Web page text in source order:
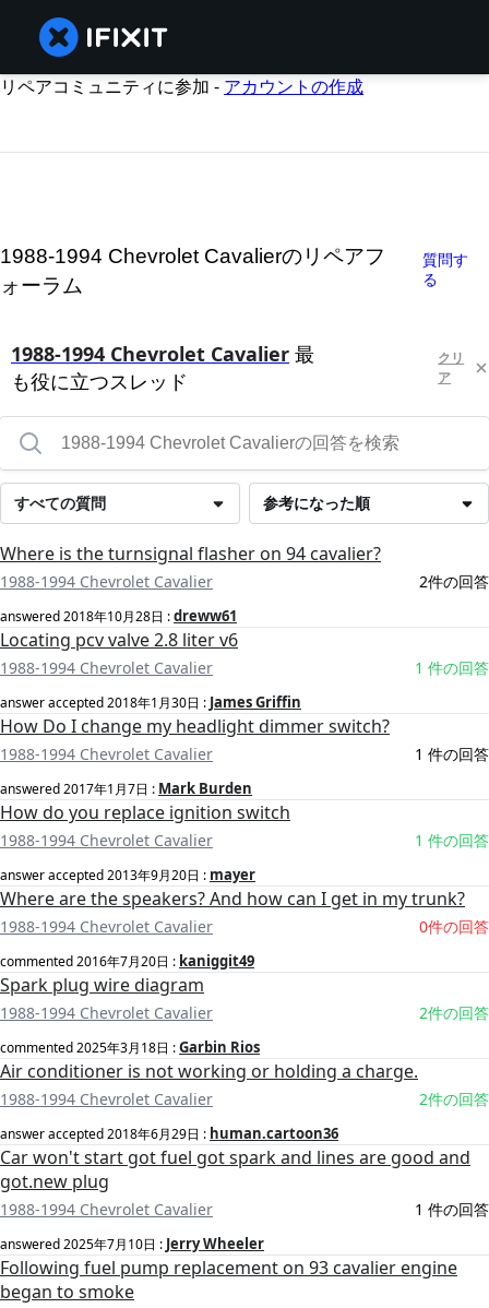
リペアコミュニティに参加 - アカウントの作成
1988-1994 Chevrolet Cavalierのリペアフ
ォーラム
質問す
る
1988-1994 Chevrolet Cavalier 最
も役に立つスレッド
クリ
ア
参考になった順
すべての質問
Where is the turnsignal flasher on 94 cavalier?
1988-1994 Chevrolet Cavalier 2件の回答
answered2018年10月28日 :dreww61
Locating pcv valve 2.8 liter v6
1988-1994 Chevrolet Cavalier 1 件の回答
answer accepted2018年1月30日 : James Griffin
How Do I change my headlight dimmer switch?
1988-1994 Chevrolet Cavalier 1 件の回答
answered2017年1月7日 : Mark Burden
How do you replace ignition switch
1988-1994 Chevrolet Cavalier 1 件の回答
answer accepted2013年9月20日 : mayer
Where are the speakers? And how can I get in my trunk?
1988-1994 Chevrolet Cavalier 0件の回答
commented2016年7月20日 : kaniggit49
Spark plug wire diagram
1988-1994 Chevrolet Cavalier 2件の回答
commented2025年3月18日 :Garbin Rios
Air conditioner is not working or holding a charge.
1988-1994 Chevrolet Cavalier 2件の回答
answer accepted2018年6月29日 : human.cartoon36
Car won't start got fuel got spark and lines are good and
got.new plug
1988-1994 Chevrolet Cavalier 1 件の回答
answered2025年7月10日 : Jerry Wheeler
Following fuel pump replacement on 93 cavalier engine
began to smoke